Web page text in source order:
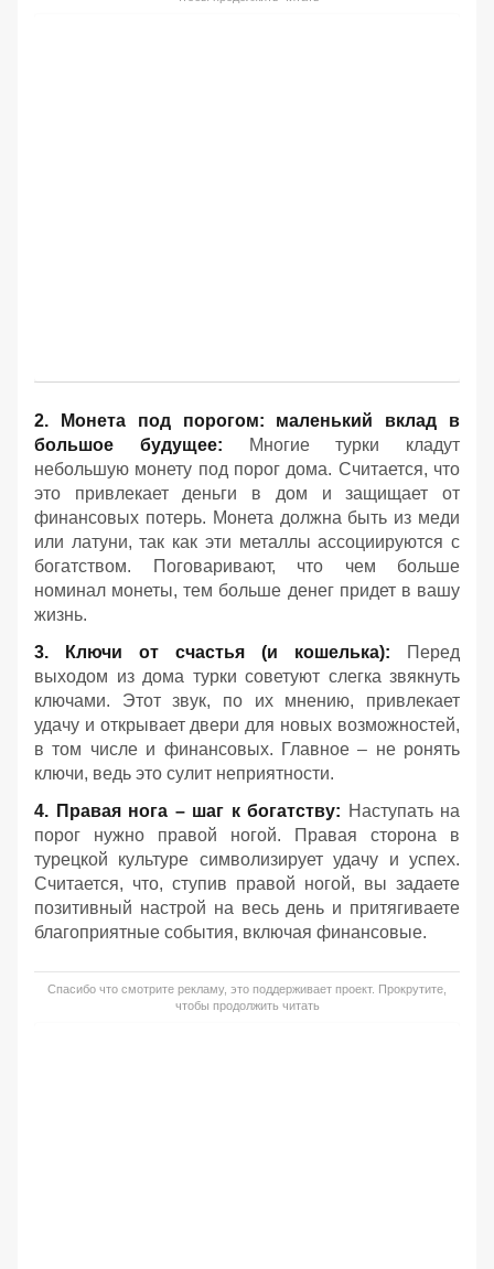
2. Монета под порогом: маленький вклад в
большое будущее: Многие турки кладут
небольшую монету под порог дома. Считается, что
это привлекает деньги в дом и защищает от
финансовых потерь. Монета должна быть из меди
или латуни, так как эти металлы ассоциируются с
богатством. Поговаривают, что чем больше
номинал монеты, тем больше денег придет в вашу
жизнь.
3. Ключи от счастья (и кошелька): Перед
выходом из дома турки советуют слегка звякнуть
ключами. Этот звук, по их мнению, привлекает
удачу и открывает двери для новых возможностей,
в том числе и финансовых. Главное – не ронять
ключи, ведь это сулит неприятности.
4. Правая нога – шаг к богатству: Наступать на
порог нужно правой ногой. Правая сторона в
турецкой культуре символизирует удачу и успех.
Считается, что, ступив правой ногой, вы задаете
позитивный настрой на весь день и притягиваете
благоприятные события, включая финансовые.
Спасибо что смотрите рекламу, это поддерживает проект. Прокрутите,
чтобы продолжить читать